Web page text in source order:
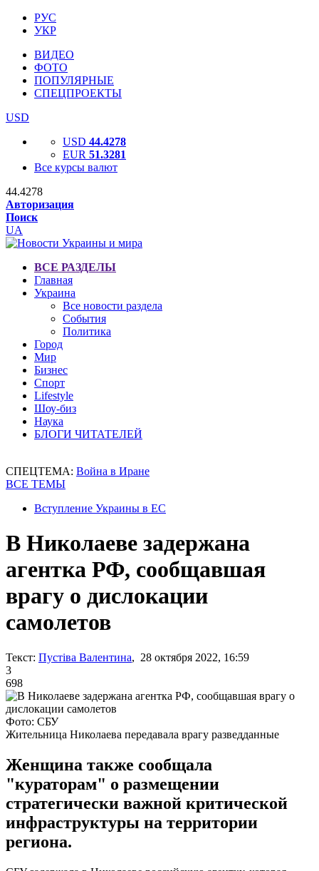
РУС
УКР
ВИДЕО
ФОТО
ПОПУЛЯРНЫЕ
СПЕЦПРОЕКТЫ
USD
USD 44.4278
EUR 51.3281
Все курсы валют
44.4278
Авторизация
Поиск
UA
ВСЕ РАЗДЕЛЫ
Главная
Украина
Все новости раздела
События
Политика
Город
Мир
Бизнес
Спорт
Lifestyle
Шоу-биз
Наука
БЛОГИ ЧИТАТЕЛЕЙ
СПЕЦТЕМА: Война в Иране
ВСЕ ТЕМЫ
Вступление Украины в ЕС
В Николаеве задержана
агентка РФ, сообщавшая
врагу о дислокации
самолетов
Текст: Пустіва Валентина, 28 октября 2022, 16:59
3
698
Фото: СБУ
Жительница Николаева передавала врагу разведданные
Женщина также сообщала
"кураторам" о размещении
стратегически важной критической
инфраструктуры на территории
региона.